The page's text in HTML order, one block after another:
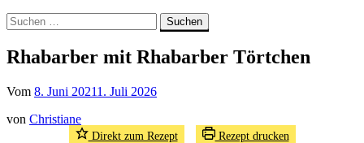
Suche
Suchen
nach:
Rhabarber mit Rhabarber Törtchen
Vom 8. Juni 20211. Juli 2026
von Christiane
Direkt zum Rezept Rezept drucken